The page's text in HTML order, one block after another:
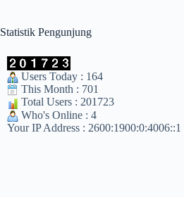
Statistik Pengunjung
Users Today : 164
This Month : 701
Total Users : 201723
Who's Online : 4
Your IP Address : 2600:1900:0:4006::1